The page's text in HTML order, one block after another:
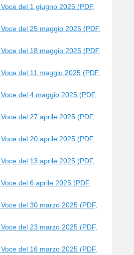
del 1 giugno 2025 (PDF,
del 25 maggio 2025 (PDF,
del 18 maggio 2025 (PDF,
del 11 maggio 2025 (PDF,
del 4 maggio 2025 (PDF,
del 27 aprile 2025 (PDF,
del 20 aprile 2025 (PDF,
del 13 aprile 2025 (PDF,
del 6 aprile 2025 (PDF,
del 30 marzo 2025 (PDF,
del 23 marzo 2025 (PDF,
del 16 marzo 2025 (PDF,